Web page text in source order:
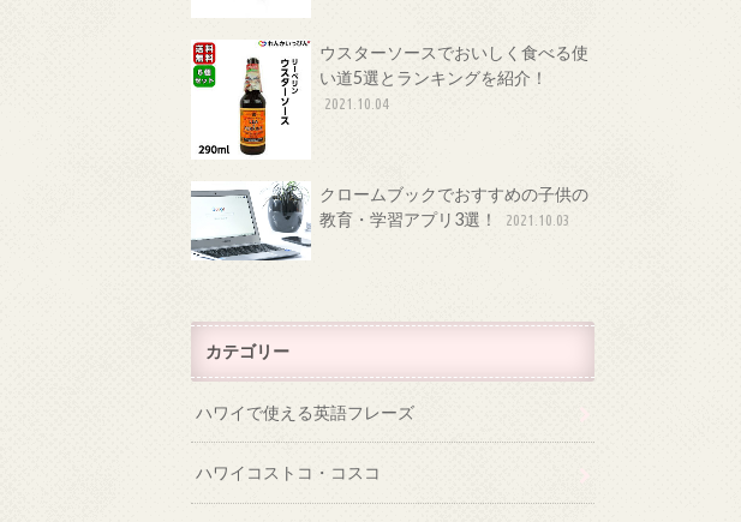
ウスターソースでおいしく食べる使
い道5選とランキングを紹介！
2021.10.04
クロームブックでおすすめの子供の
教育・学習アプリ3選！
2021.10.03
カテゴリー
ハワイで使える英語フレーズ
ハワイコストコ・コスコ